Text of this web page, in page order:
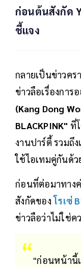
ก่อนต้นสังกัด
ชี้แจง
กลายเป็นข่าวค
ข่าวลือเรื่องการ
(Kang Dong
BLACKPINK" ที่
งานปาร์ตี้ รวมถึ
ใช้ไอเทมคู่กันด้ว
ก่อนที่ต่อมาทาง
สังกัดของโรเซ่
ข่าวลือว่าไม่ใช่ค
"ก่อนหน้านี้